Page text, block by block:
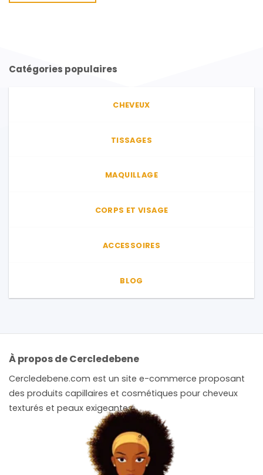
Catégories populaires
CHEVEUX
TISSAGES
MAQUILLAGE
CORPS ET VISAGE
ACCESSOIRES
BLOG
À propos de Cercledebene
Cercledebene.com est un site e-commerce proposant
des produits capillaires et cosmétiques pour cheveux
texturés et peaux exigeantes.